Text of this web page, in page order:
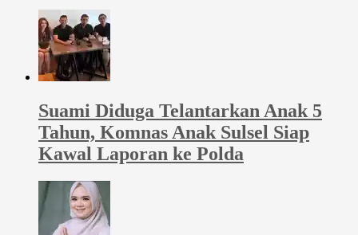
Suami Diduga Telantarkan Anak 5
Tahun, Komnas Anak Sulsel Siap
Kawal Laporan ke Polda